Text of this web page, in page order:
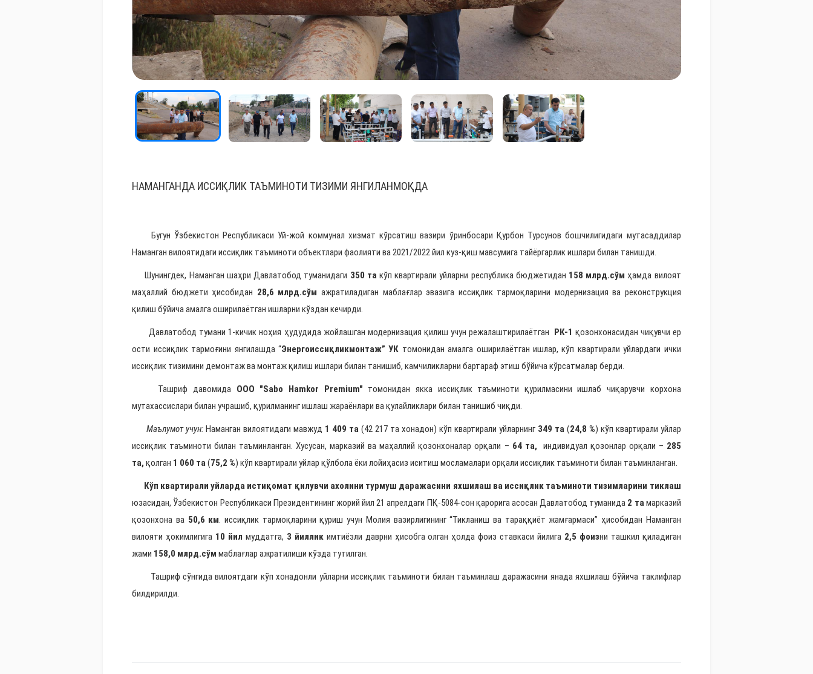
НАМАНГАНДА ИССИҚЛИК ТАЪМИНОТИ ТИЗИМИ ЯНГИЛАНМОҚДА
Бугун Ўзбекистон Республикаси Уй-жой коммунал хизмат кўрсатиш вазири ўринбосари Қурбон Турсунов бошчилигидаги мутасаддилар
Наманган вилоятидаги иссиқлик таъминоти объектлари фаолияти ва 2021/2022 йил куз-қиш мавсумига тайёргарлик ишлари билан танишди.
Шунингдек, Наманган шаҳри Давлатобод туманидаги 350 такўп квартирали уйларни республика бюджетидан 158 млрд.сўм ҳамда вилоят
маҳаллий бюджети ҳисобидан 28,6 млрд.сўм ажратиладиган маблағлар эвазига иссиқлик тармоқларини модернизация ва реконструкция
қилиш бўйича амалга оширилаётган ишларни кўздан кечирди.
Давлатобод тумани 1-кичик ноҳия ҳудудида жойлашган модернизация қилиш учун режалаштирилаётган РК-1 қозонхонасидан чиқувчи ер
ости иссиқлик тармоғини янгилашда “Энергоиссиқликмонтаж” УК томонидан амалга оширилаётган ишлар, кўп квартирали уйлардаги ички
иссиқлик тизимини демонтаж ва монтаж қилиш ишлари билан танишиб, камчиликларни бартараф этиш бўйича кўрсатмалар берди.
Ташриф давомида ООО "Sabo Hamkor Premium" томонидан якка иссиқлик таъминоти қурилмасини ишлаб чиқарувчи корхона
мутахассислари билан учрашиб, қурилманинг ишлаш жараёнлари ва қулайликлари билан танишиб чиқди.
Маълумот учун: Наманган вилоятидаги мавжуд 1 409 та (42 217 та хонадон) кўп квартирали уйларнинг 349 та (24,8 %) кўп квартирали уйлар
иссиқлик таъминоти билан таъминланган. Хусусан, марказий ва маҳаллий қозонхоналар орқали – 64 та, индивидуал қозонлар орқали – 285
та, қолган 1 060 та(75,2 %) кўп квартирали уйлар қўлбола ёки лойиҳасиз иситиш мосламалари орқали иссиқлик таъминоти билан таъминланган.
Кўп квартирали уйларда истиқомат қилувчи ахолини турмуш даражасини яхшилаш ва иссиқлик таъминоти тизимларини тиклаш
юзасидан, Ўзбекистон Республикаси Президентининг жорий йил 21 апрелдаги ПҚ-5084-сон қарорига асосан Давлатобод туманида 2 тамарказий
қозонхона ва 50,6 км. иссиқлик тармоқларини қуриш учун Молия вазирлигининг “Тикланиш ва тараққиёт жамғармаси” ҳисобидан Наманган
вилояти ҳокимлигига 10 йил муддатга, 3 йиллик имтиёзли даврни ҳисобга олган ҳолда фоиз ставкаси йилига 2,5 фоизни ташкил қиладиган
жами 158,0 млрд.сўммаблағлар ажратилиши кўзда тутилган.
Ташриф сўнгида вилоятдаги кўп хонадонли уйларни иссиқлик таъминоти билан таъминлаш даражасини янада яхшилаш бўйича таклифлар
билдирилди.